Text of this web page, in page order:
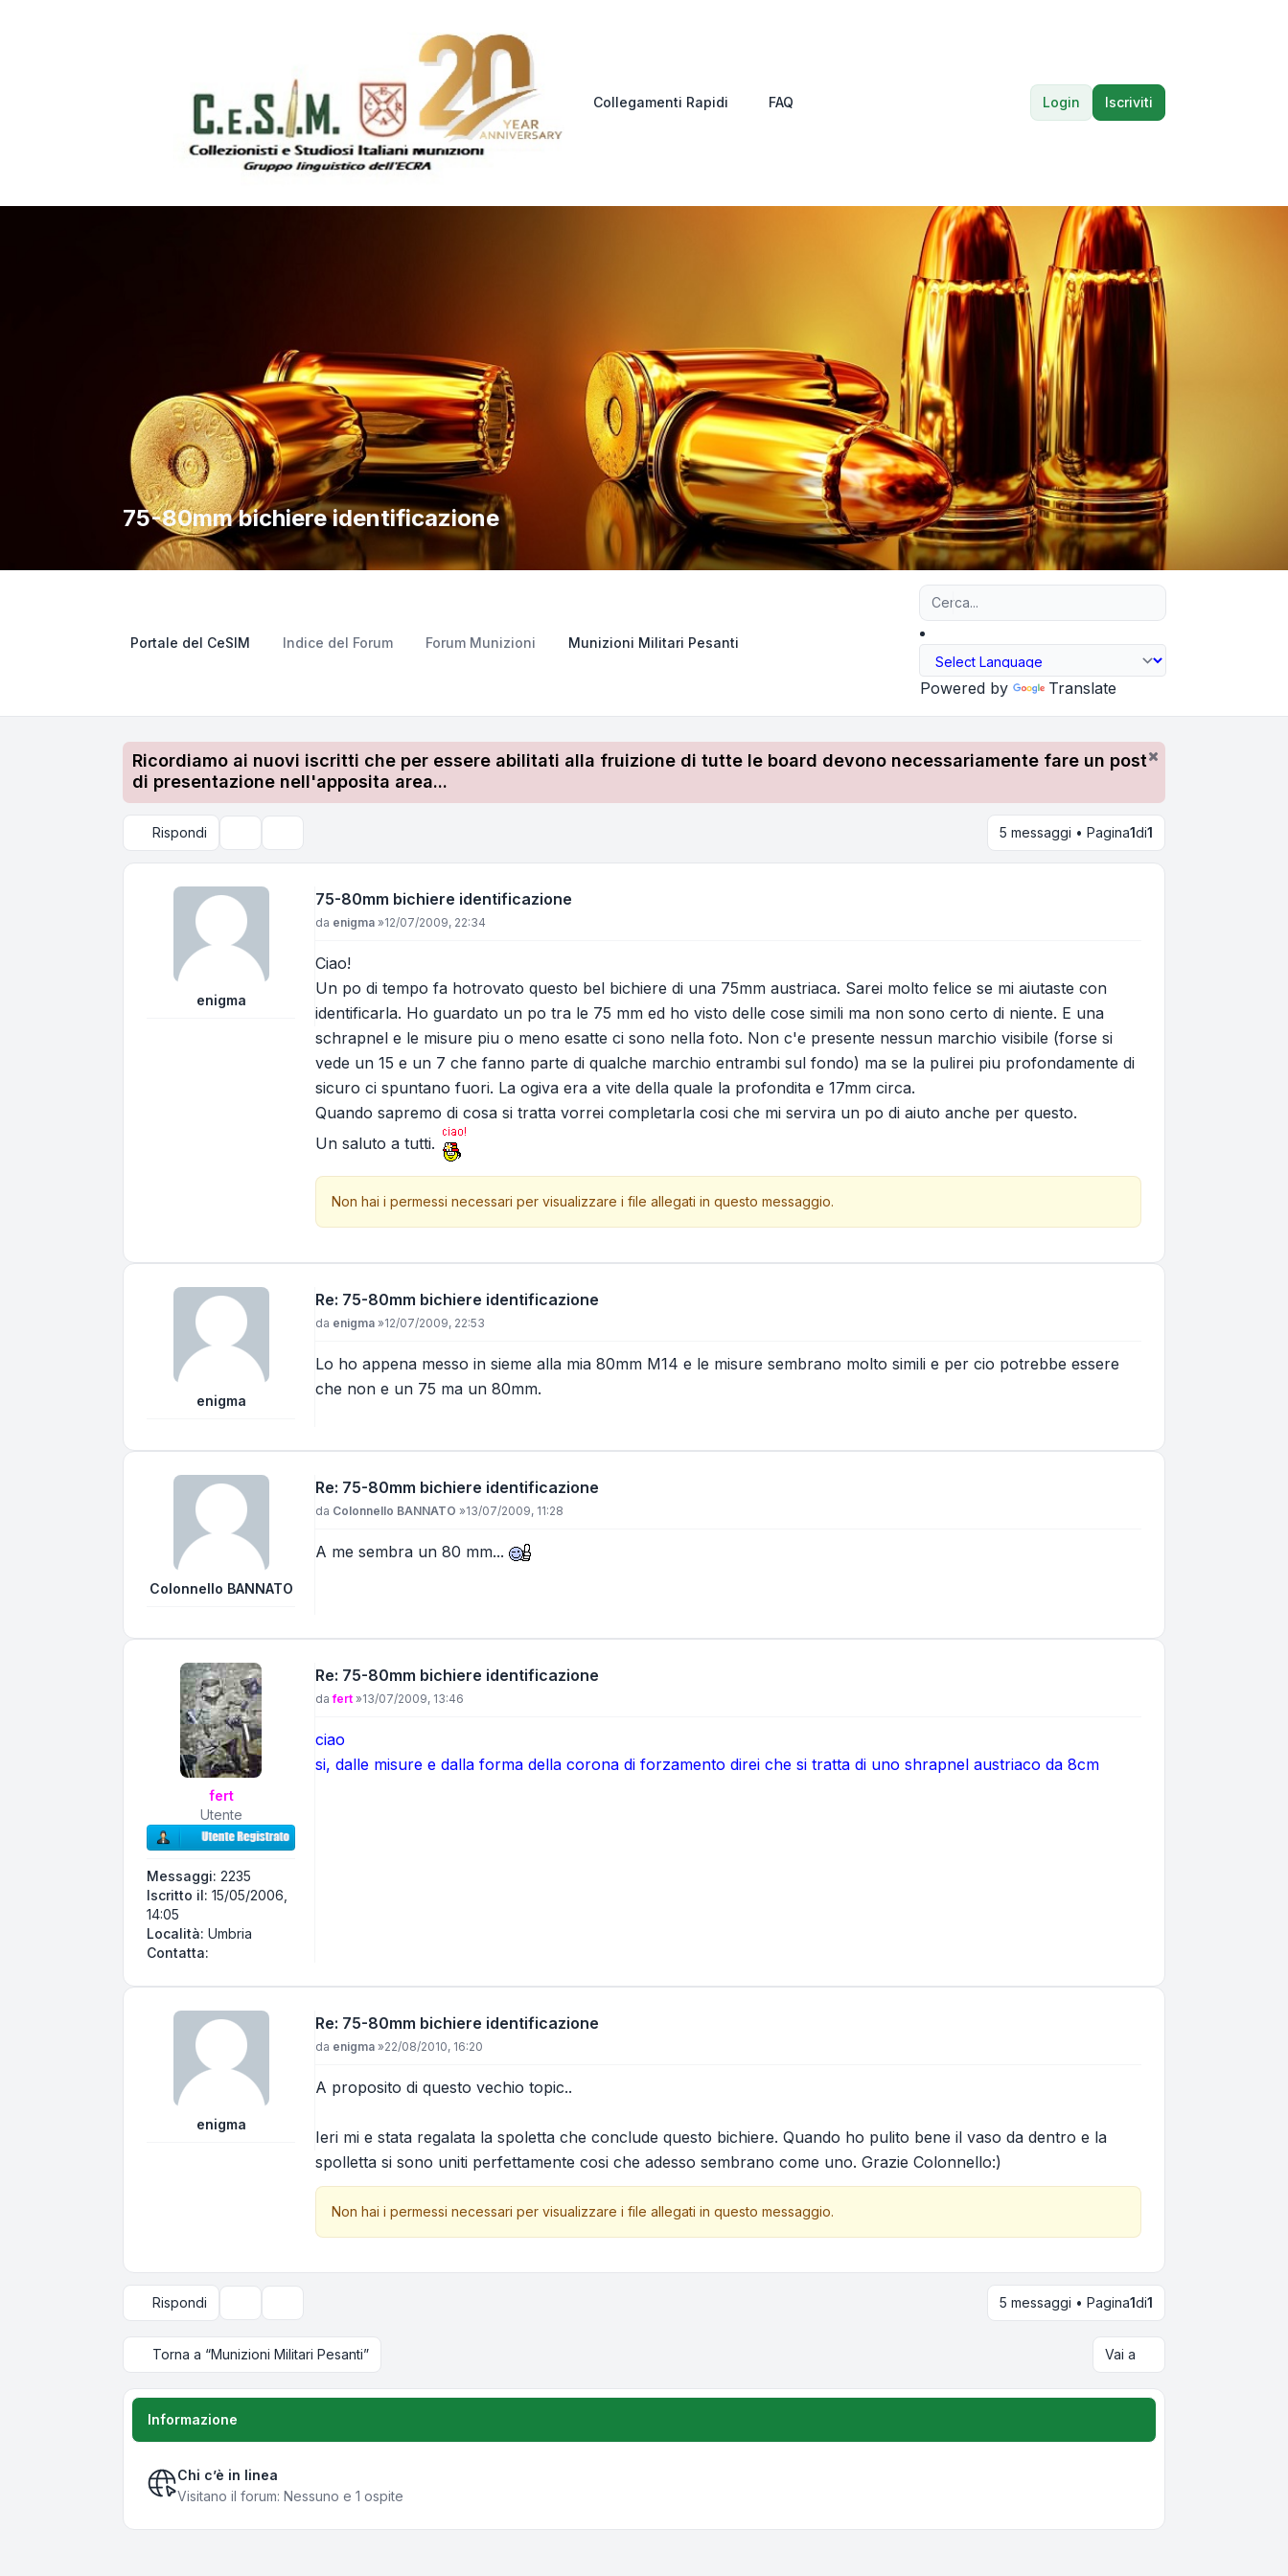
Collegamenti Rapidi FAQ Login Iscriviti
75-80mm bichiere identificazione
Portale del CeSIM Indice del Forum Forum Munizioni Munizioni Militari Pesanti
Powered by Translate
Ricordiamo ai nuovi iscritti che per essere abilitati alla fruizione di tutte le board devono necessariamente fare un post
di presentazione nell'apposita area...
Rispondi 5 messaggi • Pagina1di1
enigma
75-80mm bichiere identificazione
Messaggio
da enigma »12/07/2009, 22:34
Ciao!
Un po di tempo fa hotrovato questo bel bichiere di una 75mm austriaca. Sarei molto felice se mi aiutaste con
identificarla. Ho guardato un po tra le 75 mm ed ho visto delle cose simili ma non sono certo di niente. E una
schrapnel e le misure piu o meno esatte ci sono nella foto. Non c'e presente nessun marchio visibile (forse si
vede un 15 e un 7 che fanno parte di qualche marchio entrambi sul fondo) ma se la pulirei piu profondamente di
sicuro ci spuntano fuori. La ogiva era a vite della quale la profondita e 17mm circa.
Quando sapremo di cosa si tratta vorrei completarla cosi che mi servira un po di aiuto anche per questo.
Un saluto a tutti.
Non hai i permessi necessari per visualizzare i file allegati in questo messaggio.
enigma
Re: 75-80mm bichiere identificazione
Messaggio
da enigma »12/07/2009, 22:53
Lo ho appena messo in sieme alla mia 80mm M14 e le misure sembrano molto simili e per cio potrebbe essere
che non e un 75 ma un 80mm.
Colonnello BANNATO
Re: 75-80mm bichiere identificazione
Messaggio
da Colonnello BANNATO »13/07/2009, 11:28
A me sembra un 80 mm...
fert
Utente
Messaggi: 2235
Iscritto il: 15/05/2006,
14:05
Località: Umbria
Contatta:
Re: 75-80mm bichiere identificazione
Messaggio
dafert »13/07/2009, 13:46
ciao
si, dalle misure e dalla forma della corona di forzamento direi che si tratta di uno shrapnel austriaco da 8cm
enigma
Re: 75-80mm bichiere identificazione
Messaggio
da enigma »22/08/2010, 16:20
A proposito di questo vechio topic..
Ieri mi e stata regalata la spoletta che conclude questo bichiere. Quando ho pulito bene il vaso da dentro e la
spolletta si sono uniti perfettamente cosi che adesso sembrano come uno. Grazie Colonnello:)
Non hai i permessi necessari per visualizzare i file allegati in questo messaggio.
Rispondi 5 messaggi • Pagina1di1
Torna a “Munizioni Militari Pesanti” Vai a
Informazione
Chi c’è in linea
Visitano il forum: Nessuno e 1 ospite